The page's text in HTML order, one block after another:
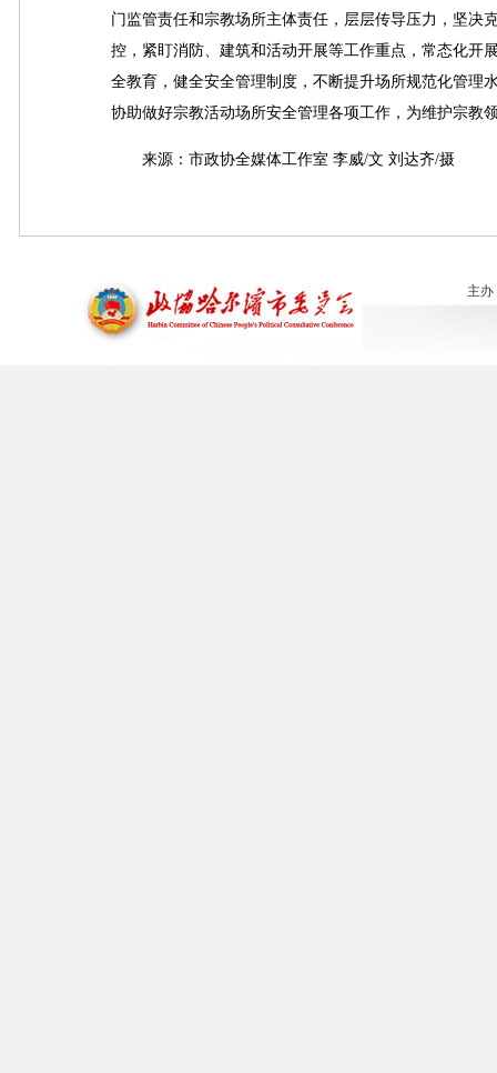
门监管责任和宗教场所主体责任，层层传导压力，坚决
控，紧盯消防、建筑和活动开展等工作重点，常态化开
全教育，健全安全管理制度，不断提升场所规范化管理
协助做好宗教活动场所安全管理各项工作，为维护宗教
来源：市政协全媒体工作室 李威/文 刘达齐/摄
主